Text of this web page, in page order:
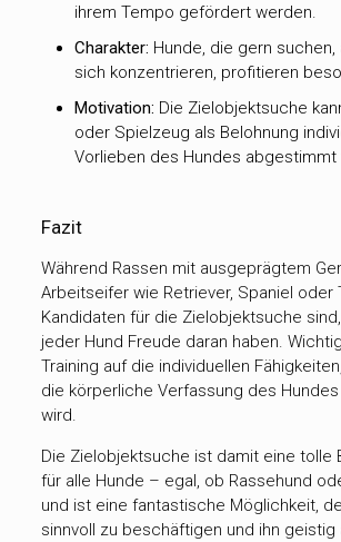
ihrem Tempo gefördert werden.
Charakter: Hunde, die gern
sich konzentrieren, profitieren
Motivation: Die Zielobjektsuche
oder Spielzeug als Belohnung
Vorlieben des Hundes abgestimmt
Fazit
Während Rassen mit ausgeprägtem
Arbeitseifer wie Retriever, Spaniel oder
Kandidaten für die Zielobjektsuche
jeder Hund Freude daran haben.
Training auf die individuellen
die körperliche Verfassung des
wird.
Die Zielobjektsuche ist damit eine tolle
für alle Hunde – egal, ob Rassehund
und ist eine fantastische Möglichkeit,
sinnvoll zu beschäftigen und ihn geistig